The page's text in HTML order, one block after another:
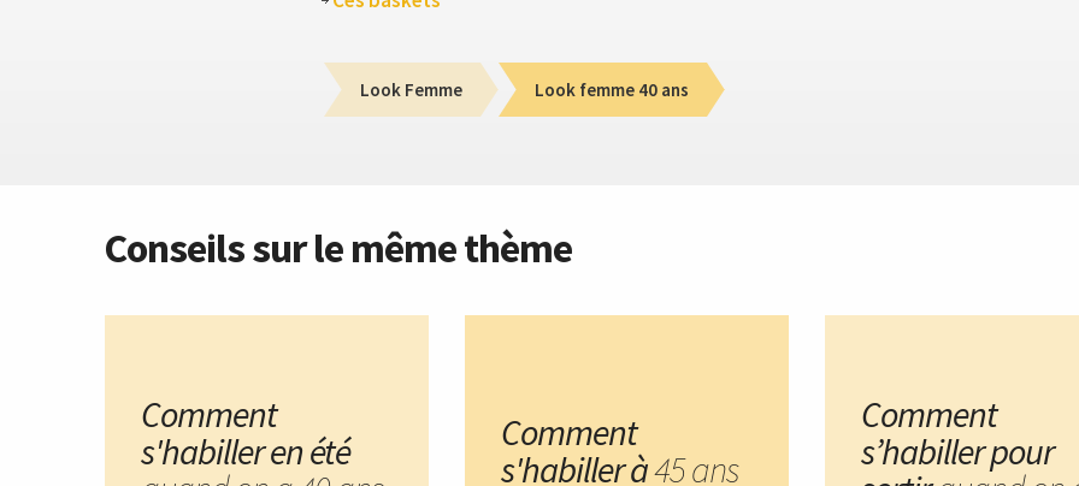
Look Femme Look femme 40 ans
Conseils sur le même thème
Comment
s'habiller en été
Comment
s'habiller à45 ans
Comment
s’habiller pour